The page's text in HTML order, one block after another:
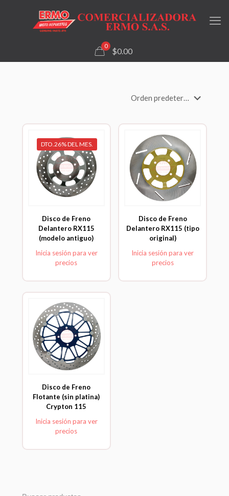
0
$0.00
DTO.26% DEL MES.
Disco de Freno
Delantero RX115
(modelo antiguo)
Inicia sesión para ver
precios
Disco de Freno
Delantero RX115 (tipo
original)
Inicia sesión para ver
precios
Disco de Freno
Flotante (sin platina)
Crypton 115
Inicia sesión para ver
precios